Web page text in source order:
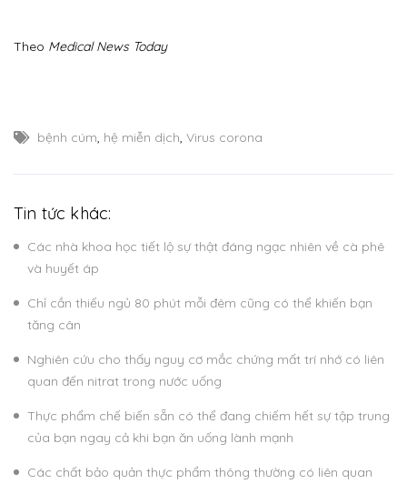
Theo Medical News Today
bệnh cúm, hệ miễn dịch, Virus corona
Tin tức khác:
Các nhà khoa học tiết lộ sự thật đáng ngạc nhiên về cà phê
và huyết áp
Chỉ cần thiếu ngủ 80 phút mỗi đêm cũng có thể khiến bạn
tăng cân
Nghiên cứu cho thấy nguy cơ mắc chứng mất trí nhớ có liên
quan đến nitrat trong nước uống
Thực phẩm chế biến sẵn có thể đang chiếm hết sự tập trung
của bạn ngay cả khi bạn ăn uống lành mạnh
Các chất bảo quản thực phẩm thông thường có liên quan